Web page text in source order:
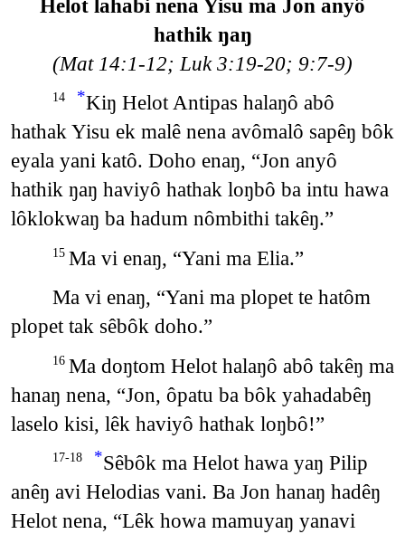
Helot lahabi nena Yisu ma Jon anyô
hathik ŋaŋ
(Mat 14:1-12; Luk 3:19-20; 9:7-9)
14 *Kiŋ Helot Antipas halaŋô abô
hathak Yisu ek malê nena avômalô sapêŋ bôk
eyala yani katô. Doho enaŋ, “Jon anyô
hathik ŋaŋ haviyô hathak loŋbô ba intu hawa
lôklokwaŋ ba hadum nômbithi takêŋ.”
15 Ma vi enaŋ, “Yani ma Elia.”
Ma vi enaŋ, “Yani ma plopet te hatôm
plopet tak sêbôk doho.”
16 Ma doŋtom Helot halaŋô abô takêŋ ma
hanaŋ nena, “Jon, ôpatu ba bôk yahadabêŋ
laselo kisi, lêk haviyô hathak loŋbô!”
17-18 *Sêbôk ma Helot hawa yaŋ Pilip
anêŋ avi Helodias vani. Ba Jon hanaŋ hadêŋ
Helot nena, “Lêk howa mamuyaŋ yanavi